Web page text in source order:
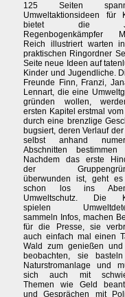
125 Seiten
Umweltaktionsideen für
bietet die
Regenbogenkämpfer
Reich illustriert warten
praktischen Ringordner
Seite neue Ideen auf
Kinder und Jugendliche.
Freunde Finn, Franzi,
Lennart, die eine
gründen wollen,
ersten Kapitel erstmal
durch eine brenzlige
bugsiert, deren Verlauf
selbst anhand
Abschnitten bestimmen
Nachdem das erste
der
überwunden ist, geht
schon los ins
Umweltschutz. Die
spielen
sammeln Infos, machen
für die Presse, sie
auch einfach mal einen
Wald zum genießen und
beobachten, sie
Naturstromanlage und
sich auch mit
Themen wie Geld
und Gesprächen mit